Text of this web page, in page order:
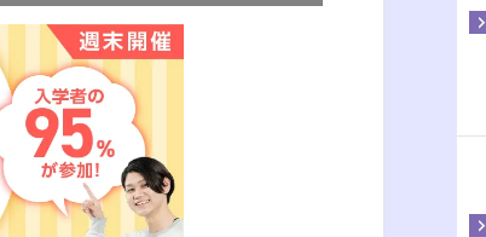
方も安心。オンライン受講も
興味のある方は、ぜひ一度、
い。